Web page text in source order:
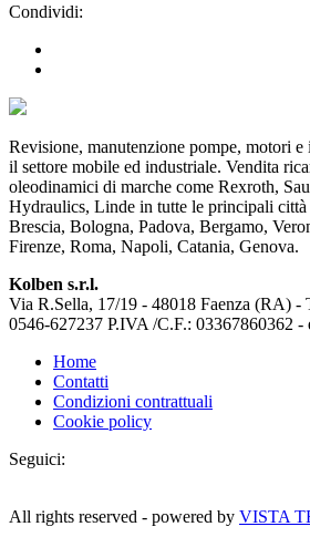
Condividi:
Revisione, manutenzione pompe, motori
il settore mobile ed industriale. Vendita
oleodinamici di marche come Rexroth,
Hydraulics, Linde in tutte le principali città
Brescia, Bologna, Padova, Bergamo,
Firenze, Roma, Napoli, Catania, Genova.
Kolben s.r.l.
Via R.Sella, 17/19 - 48018 Faenza (RA) -
0546-627237 P.IVA /C.F.: 03367860362 -
Home
Contatti
Condizioni contrattuali
Cookie policy
Seguici:
All rights reserved - powered by VISTA